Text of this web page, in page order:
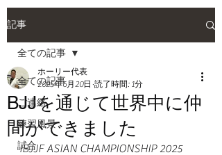
記事
全ての記事
ご連絡
練習風景
試合
全ての記事
BJJを通じて世界中に仲
間ができました
ホーリー代表
2025年6月20日 読了時間: 1分
IBJJF ASIAN CHAMPIONSHIP 2025